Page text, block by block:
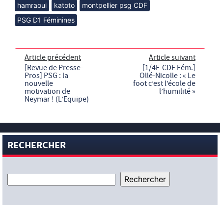
hamraoui
katoto
montpellier psg CDF
PSG D1 Féminines
Article précédent
[Revue de Presse-
Pros] PSG : la
nouvelle
motivation de
Neymar ! (L’Equipe)
Article suivant
[1/4F-CDF Fém.]
Ollé-Nicolle : « Le
foot c’est l’école de
l’humilité »
RECHERCHER